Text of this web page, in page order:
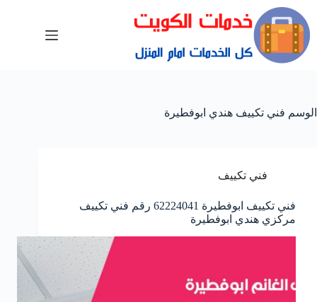
الوسم فني تكييف هندي ابوفطيرة
فني تكييف
فني تكييف ابوفطيرة 62224041 رقم فني تكييف
مركزي هندي ابوفطيرة